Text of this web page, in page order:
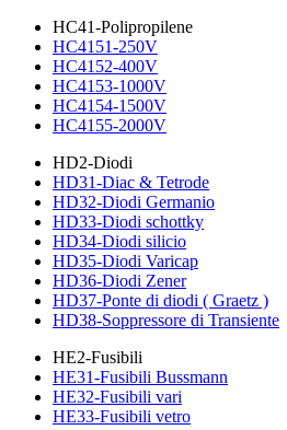
HC41-Polipropilene
HC4151-250V
HC4152-400V
HC4153-1000V
HC4154-1500V
HC4155-2000V
HD2-Diodi
HD31-Diac & Tetrode
HD32-Diodi Germanio
HD33-Diodi schottky
HD34-Diodi silicio
HD35-Diodi Varicap
HD36-Diodi Zener
HD37-Ponte di diodi ( Graetz )
HD38-Soppressore di Transiente
HE2-Fusibili
HE31-Fusibili Bussmann
HE32-Fusibili vari
HE33-Fusibili vetro